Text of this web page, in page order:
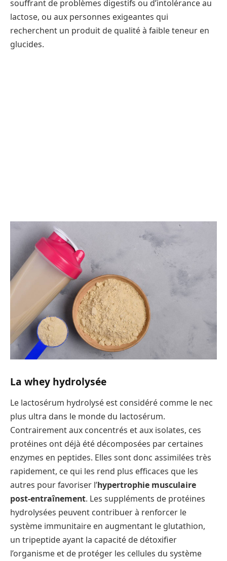
souffrant de problèmes digestifs ou d’intolérance au
lactose, ou aux personnes exigeantes qui
recherchent un produit de qualité à faible teneur en
glucides.
La whey hydrolysée
Le lactosérum hydrolysé est considéré comme le nec
plus ultra dans le monde du lactosérum.
Contrairement aux concentrés et aux isolates, ces
protéines ont déjà été décomposées par certaines
enzymes en peptides. Elles sont donc assimilées très
rapidement, ce qui les rend plus efficaces que les
autres pour favoriser l’hypertrophie musculaire
post-entraînement. Les suppléments de protéines
hydrolysées peuvent contribuer à renforcer le
système immunitaire en augmentant le glutathion,
un tripeptide ayant la capacité de détoxifier
l’organisme et de protéger les cellules du système